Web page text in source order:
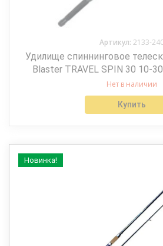
Артикул: 2133-
Удилище спиннинговое
Blaster TRAVEL SPIN 30 10-
Нет в наличии
Купить
Новинка!